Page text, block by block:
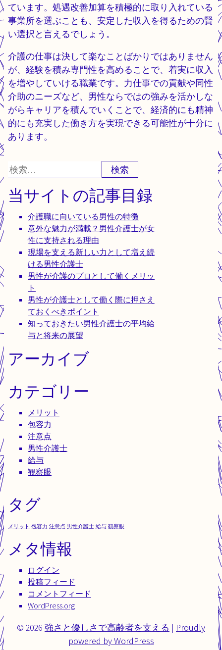
ています。処遇改善加算を積極的に取り入れている
事業所を選ぶことも、安定した収入を得るための賢
い選択と言えるでしょう。
介護の仕事は決して楽なことばかりではありません
が、経験を積み専門性を高めることで、着実に収入
を増やしていける職業です。力仕事での貢献や同性
介助のニーズなど、男性ならではの強みを活かしな
がらキャリアを積んでいくことで、経済的にも精神
的にも充実した働き方を実現できる可能性が十分に
あります。
検
索:
当サイトの記事目録
介護職に向いている男性の特徴
意外な魅力が満載？男性介護士が女
性に支持される理由
現場を支える新しい力として増え続
ける男性介護士
男性が介護のプロとして働くメリッ
ト
男性が介護士として働く際に押さえ
ておくべきポイント
知っておきたい男性介護士の平均給
与と将来の展望
アーカイブ
カテゴリー
メリット
包容力
注意点
男性介護士
給与
観察眼
タグ
メリット 包容力 注意点 男性介護士 給与 観察眼
メタ情報
ログイン
投稿フィード
コメントフィード
WordPress.org
© 2026 強さと優しさで高齢者を支える | Proudly
powered by WordPress